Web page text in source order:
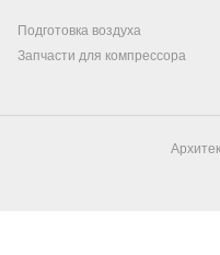
Подготовка воздуха
Запчасти для компрессора